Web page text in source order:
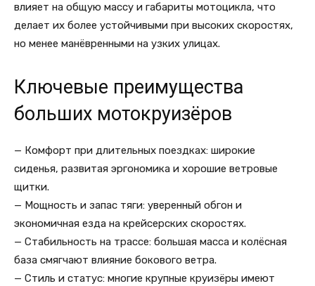
влияет на общую массу и габариты мотоцикла, что
делает их более устойчивыми при высоких скоростях,
но менее манёвренными на узких улицах.
Ключевые преимущества
больших мотокруизёров
— Комфорт при длительных поездках: широкие
сиденья, развитая эргономика и хорошие ветровые
щитки.
— Мощность и запас тяги: уверенный обгон и
экономичная езда на крейсерских скоростях.
— Стабильность на трассе: большая масса и колёсная
база смягчают влияние бокового ветра.
— Стиль и статус: многие крупные круизёры имеют